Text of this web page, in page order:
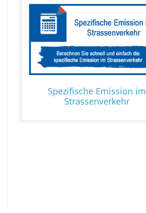
Spezifische Emission im
Strassenverkehr